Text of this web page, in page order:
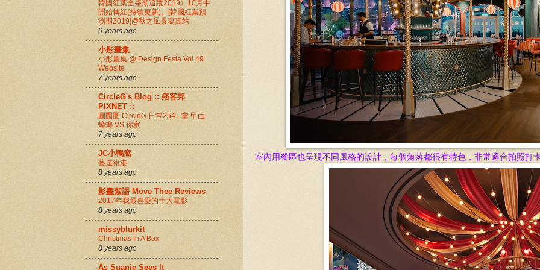
室內用餐區也呈現不同風格的設計，每個角落都很有特色，非常適合拍照打
韓國紅葉全盛期追蹤2019》10月中
開始轉紅(持續更新)。[韓國紅葉預
測期2019]@秋之風景寫真站
6 years ago
小彤畫集
小彤畫集 @ Design Festa Vol 49
Website
7 years ago
CircleG's Blog :: 痞客邦
PIXNET ::
圓圈圈 CircleG 日常254 - 當 曱甴
蟑螂 VS 你家
7 years ago
JC小鴨窩
藝遊維港
8 years ago
影畫絮語 Move Thee Reviews
2017年我最喜愛的十大電影
8 years ago
missyblurkit
Christmas In A Box
8 years ago
As Suanie Sees It